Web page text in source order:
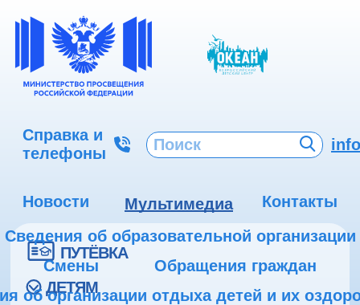
Справка и
телефоны
Новости Мультимедиа
Контакты
Сведения об образовательной организации
Смены
Обращения граждан
об организации отдыха детей и их
ПУТЁВКА
ДЕТЯМ